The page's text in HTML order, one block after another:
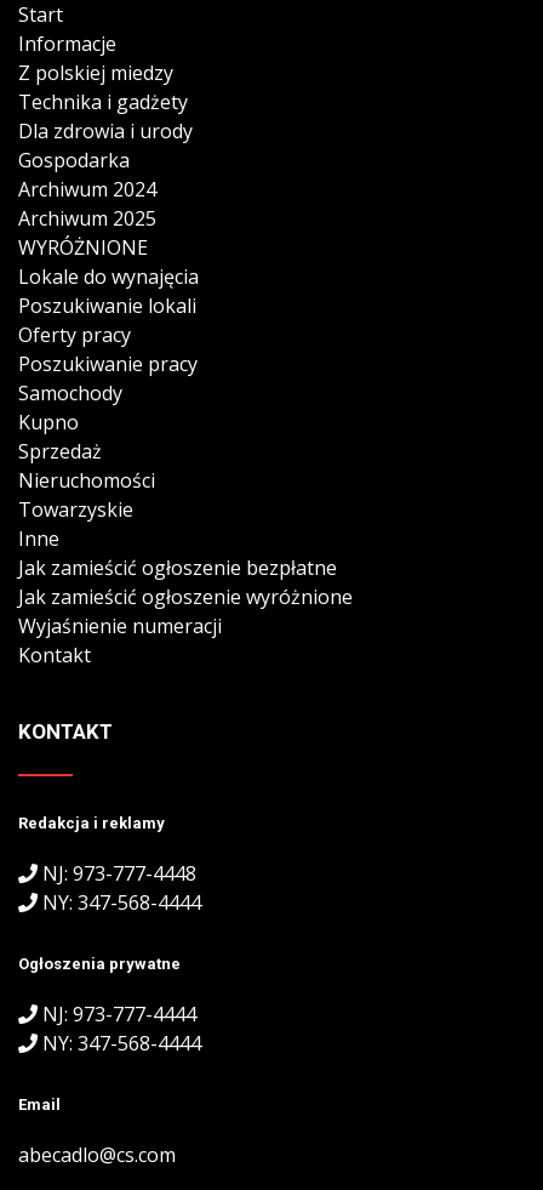
Start
Informacje
Z polskiej miedzy
Technika i gadżety
Dla zdrowia i urody
Gospodarka
Archiwum 2024
Archiwum 2025
WYRÓŻNIONE
Lokale do wynajęcia
Poszukiwanie lokali
Oferty pracy
Poszukiwanie pracy
Samochody
Kupno
Sprzedaż
Nieruchomości
Towarzyskie
Inne
Jak zamieścić ogłoszenie bezpłatne
Jak zamieścić ogłoszenie wyróżnione
Wyjaśnienie numeracji
Kontakt
KONTAKT
Redakcja i reklamy
NJ: 973-777-4448
NY: 347-568-4444
Ogłoszenia prywatne
NJ: 973-777-4444
NY: 347-568-4444
Email
abecadlo@cs.com